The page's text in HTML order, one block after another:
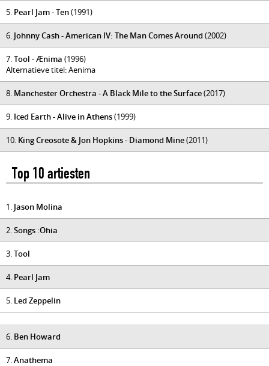
5. Pearl Jam - Ten(1991)
6. Johnny Cash - American IV: The Man Comes Around (2002)
7.Tool - Ænima (1996)
Alternatieve titel: Aenima
8. Manchester Orchestra - A Black Mile to the Surface(2017)
9. Iced Earth - Alive in Athens(1999)
10. King Creosote & Jon Hopkins - Diamond Mine(2011)
Top 10 artiesten
1. Jason Molina
2.Songs :Ohia
3.Tool
4. Pearl Jam
5. Led Zeppelin
6. Ben Howard
7.Anathema